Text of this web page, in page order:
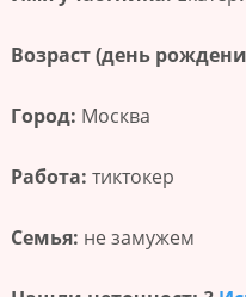
Возраст (день
Город: Москва
Работа: тиктокер
Семья: не замужем